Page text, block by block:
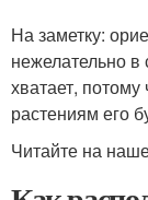
На заметку:
нежелательно в
хватает,
растениям его
Читайте на